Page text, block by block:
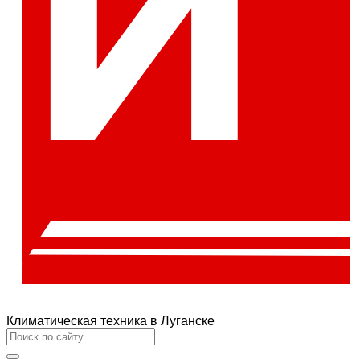
Климатическая техника в Луганске